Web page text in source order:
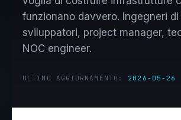
funzionano davvero. Ingegneri di
sviluppatori, project manager,
NOC engineer.
ULTIMO AGGIORNAMENTO: 2026-05-26